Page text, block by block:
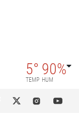
5°
TEMP
90%
HUM